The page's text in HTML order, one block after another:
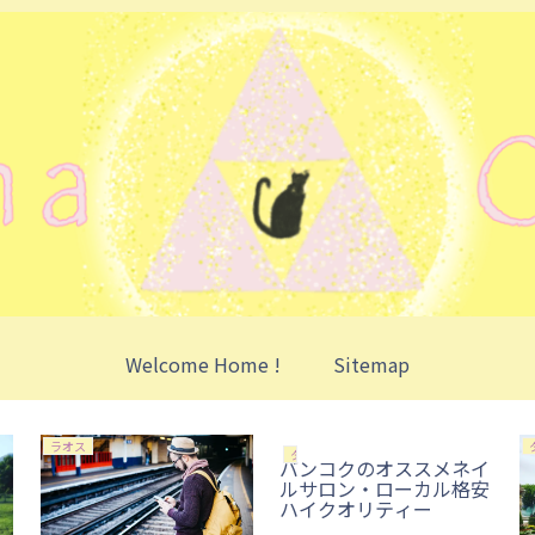
Welcome Home ! Sitemap
ラオス タイ
バンコクのオススメネイ
ルサロン・ローカル格安
ハイクオリティー